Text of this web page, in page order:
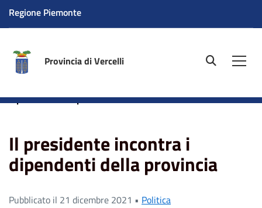
Regione Piemonte
Provincia di Vercelli site.searc
dipendenti della provincia
Il presidente incontra i
dipendenti della provincia
Pubblicato il 21 dicembre 2021 • Politica